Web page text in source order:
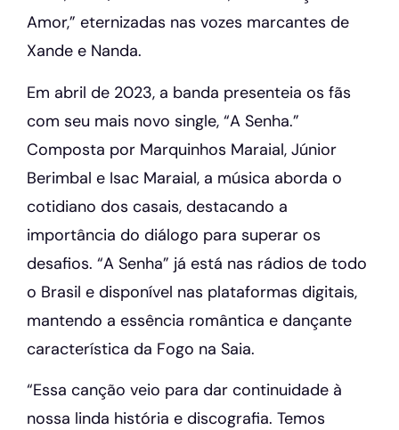
Amor,” eternizadas nas vozes marcantes de
Xande e Nanda.
Em abril de 2023, a banda presenteia os fãs
com seu mais novo single, “A Senha.”
Composta por Marquinhos Maraial, Júnior
Berimbal e Isac Maraial, a música aborda o
cotidiano dos casais, destacando a
importância do diálogo para superar os
desafios. “A Senha” já está nas rádios de todo
o Brasil e disponível nas plataformas digitais,
mantendo a essência romântica e dançante
característica da Fogo na Saia.
“Essa canção veio para dar continuidade à
nossa linda história e discografia. Temos